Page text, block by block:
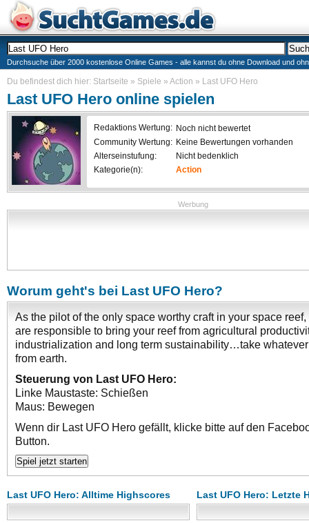
Durchsuche über 2000 kostenlose Online Games - alle kannst du ohne Download und
Du befindest dich hier: Startseite » Spiele » Action » Last UFO Hero
Last UFO Hero online spielen
Redaktions Wertung: Noch nicht bewertet
Community Wertung: Keine Bewertungen vorhanden
Alterseinstufung:
Nicht bedenklich
Kategorie(n):
Action
Werbung
Worum geht's bei Last UFO Hero?
As the pilot of the only space worthy craft in your space
are responsible to bring your reef from agricultural
industrialization and long term sustainability…take
from earth.
Steuerung von Last UFO Hero:
Linke Maustaste: Schießen
Maus: Bewegen
Wenn dir Last UFO Hero gefällt, klicke bitte auf den
Button.
Last UFO Hero: Alltime Highscores Last UFO Hero: Letzte